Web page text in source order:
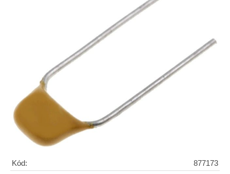
Kód: 877173